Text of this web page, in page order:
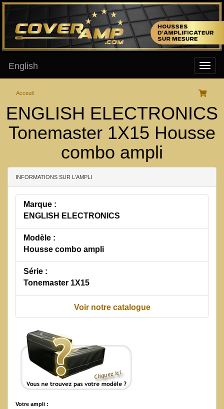
English
Acceuil
ENGLISH ELECTRONICS
Tonemaster 1X15 Housse
combo ampli
INFORMATIONS SUR L'AMPLI
Marque :
ENGLISH ELECTRONICS
Modèle :
Housse combo ampli
Série :
Tonemaster 1X15
Voir notre catalogue
Votre ampli :